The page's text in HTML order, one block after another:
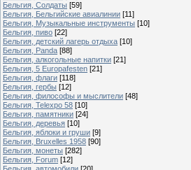
Бельгия, Солдаты [59]
Бельгия, Бельгийские авиалинии [11]
Бельгия, Музыкальные инструменты [10]
Бельгия, пиво [22]
Бельгия, детский лагерь отдыха [10]
Бельгия, Panda [88]
Бельгия, алкогольные напитки [21]
Бельгия, 5 Europafesten [21]
Бельгия, флаги [118]
Бельгия, гербы [12]
Бельгия, философы и мыслители [48]
Бельгия, Telexpo 58 [10]
Бельгия, памятники [24]
Бельгия, деревья [10]
Бельгия, яблоки и груши [9]
Бельгия, Bruxelles 1958 [90]
Бельгия, монеты [282]
Бельгия, Forum [12]